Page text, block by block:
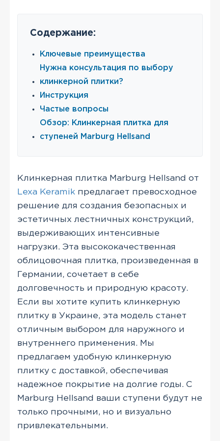
Содержание:
Ключевые преимущества
Нужна консультация по выбору
клинкерной плитки?
Инструкция
Частые вопросы
Обзор: Клинкерная плитка для
ступеней Marburg Hellsand
Клинкерная плитка Marburg Hellsand от
Lexa Keramik предлагает превосходное
решение для создания безопасных и
эстетичных лестничных конструкций,
выдерживающих интенсивные
нагрузки. Эта высококачественная
облицовочная плитка, произведенная в
Германии, сочетает в себе
долговечность и природную красоту.
Если вы хотите купить клинкерную
плитку в Украине, эта модель станет
отличным выбором для наружного и
внутреннего применения. Мы
предлагаем удобную клинкерную
плитку с доставкой, обеспечивая
надежное покрытие на долгие годы. С
Marburg Hellsand ваши ступени будут не
только прочными, но и визуально
привлекательными.